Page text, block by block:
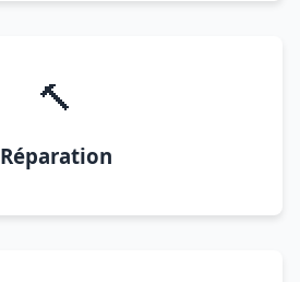
🔨
Réparation